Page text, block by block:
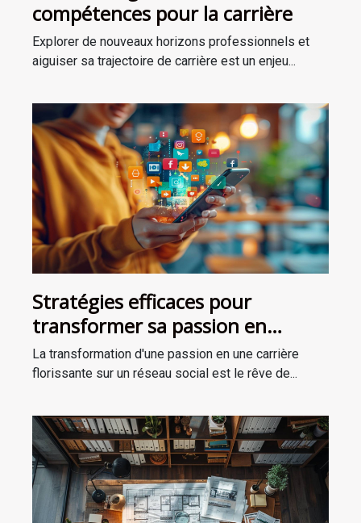
compétences pour la carrière
Explorer de nouveaux horizons professionnels et
aiguiser sa trajectoire de carrière est un enjeu...
Stratégies efficaces pour
transformer sa passion en
carrière sur un réseau social
La transformation d'une passion en une carrière
florissante sur un réseau social est le rêve de...